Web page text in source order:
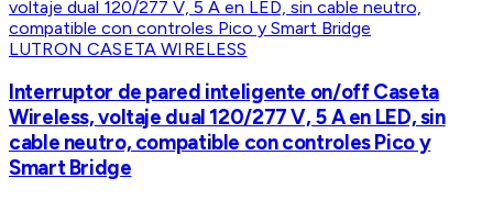
LUTRON CASETA WIRELESS
Interruptor de pared inteligente on/off Caseta
Wireless, voltaje dual 120/277 V, 5 A en LED, sin
cable neutro, compatible con controles Pico y
Smart Bridge